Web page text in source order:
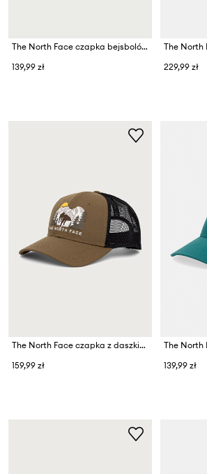
The North Face czapka bejsbolówka z bawełną Norm
139,99 zł
229,99 zł
The North Face czapka z daszkiem trucker Mudder Trucker
159,99 zł
139,99 zł